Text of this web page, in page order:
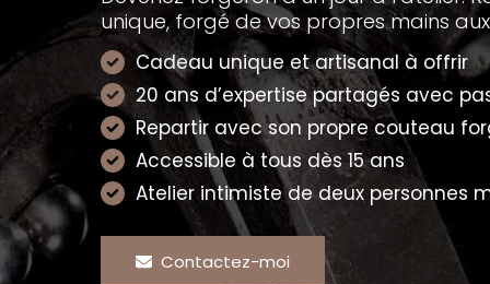
unique, forgé de vos propres mains
Cadeau unique et artisanal à offrir
20 ans d’expertise partagés avec
Repartir avec son propre couteau
Accessible à tous dès 15 ans
Atelier intimiste de deux personnes
Contactez-moi